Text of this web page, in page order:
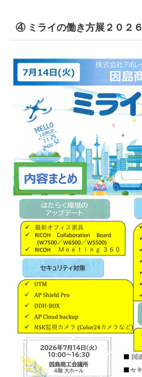
④ ミライの働き方展２０２６